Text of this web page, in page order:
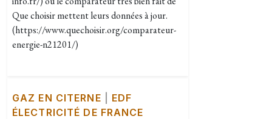
Que choisir mettent leurs données à jour.
(https://www.quechoisir.org/comparateur-
energie-n21201/)
GAZ EN CITERNE
EDF
ÉLECTRICITÉ DE FRANCE